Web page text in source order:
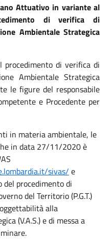
Attuativo in variante al
di verifica di
Ambientale Strategica
di verifica di
Ambientale Strategica
le figure del responsabile
e Procedente per
in materia ambientale, le
in data 27/11/2020 è
sivas/ e
procedimento di
del Territorio (P.G.T.)
alla
(V.A.S.) e di messa a